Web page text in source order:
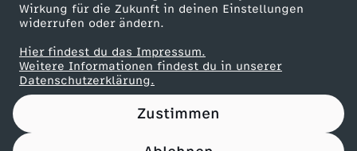
Wirkung für die Zukunft in deinen Einstellungen
widerrufen oder ändern.
Hier findest du das Impressum.
Weitere Informationen findest du in unserer
Datenschutzerklärung.
Zustimmen
-
s
m
Partner